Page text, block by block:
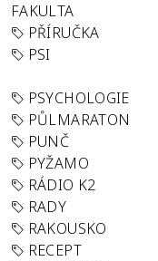
FAKULTA
PŘÍRUČKA
PSI
PSYCHOLOGIE
PŮLMARATON
PUNČ
PYŽAMO
RÁDIO K2
RADY
RAKOUSKO
RECEPT